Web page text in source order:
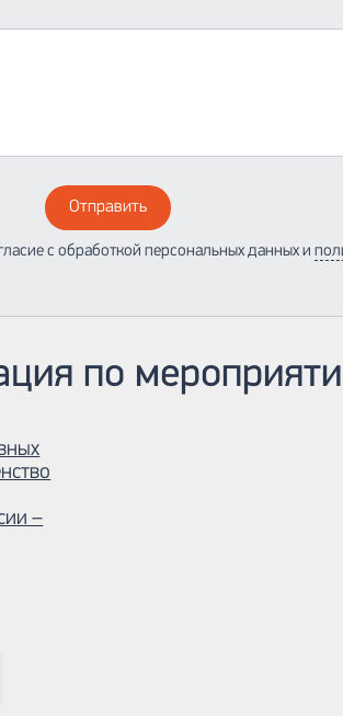
Отправить
с обработкой персональных данных и
по
–